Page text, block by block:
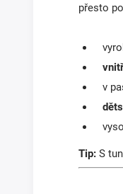
přesto
v
Tip: S